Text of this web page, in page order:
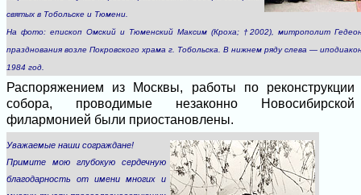
святых в Тобольске и Тюмени.
На фото: епископ Омский и Тюменский Максим (Кроха; †2002), митрополит
празднования возле Покровского храма г. Тобольска. В нижнем ряду слева —
1984 год.
Распоряжением из Москвы, работы по реконструкции
собора, проводимые незаконно Новосибирской
филармонией были приостановлены.
Уважаемые наши сограждане!
Примите мою глубокую сердечную
благодарность от имени многих и